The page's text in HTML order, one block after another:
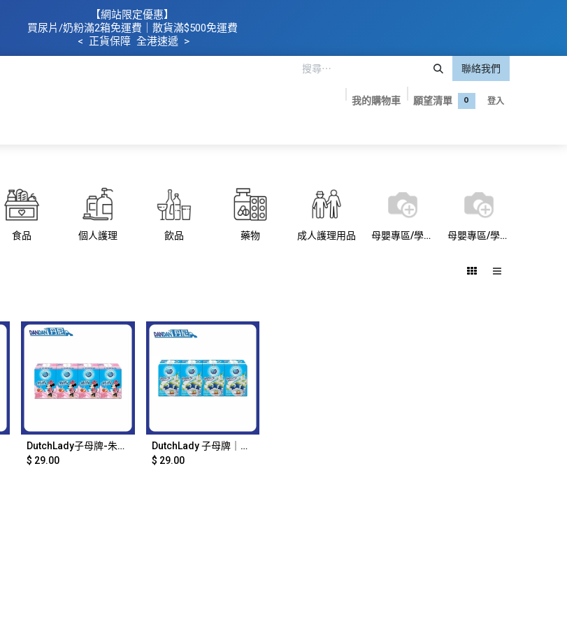
【網站限定優惠】
買尿片/奶粉滿2箱免運費｜散​貨滿$500免運費
< 正貨保障 全港速遞 >
聯絡我們
我的購物車 0
願望清單 登入
食品 個人護理 飲品 藥物 成人護理用品 母嬰專區/學習褲 母嬰專區/學習褲/Pampers
Add to Cart DutchLady子母牌-朱古力味 (110mL x4包裝)｜15912
$ 29.00
Add to Cart
DutchLady 子母牌｜Q版子母奶 藍莓味乳酪｜4支裝｜13558
$ 29.00